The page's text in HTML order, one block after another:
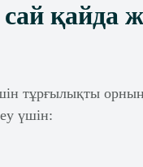
сай қайда
тұрғылықты
үшін: